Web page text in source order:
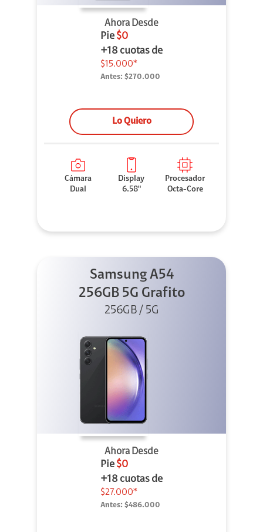
Ahora Desde
Pie $0
+18 cuotas de
$15.000*
Antes: $270.000
Lo Quiero
Cámara
Dual
Display
6.58"
Procesador
Octa-Core
Samsung A54
256GB 5G Grafito
256GB / 5G
Ahora Desde
Pie $0
+18 cuotas de
$27.000*
Antes: $486.000